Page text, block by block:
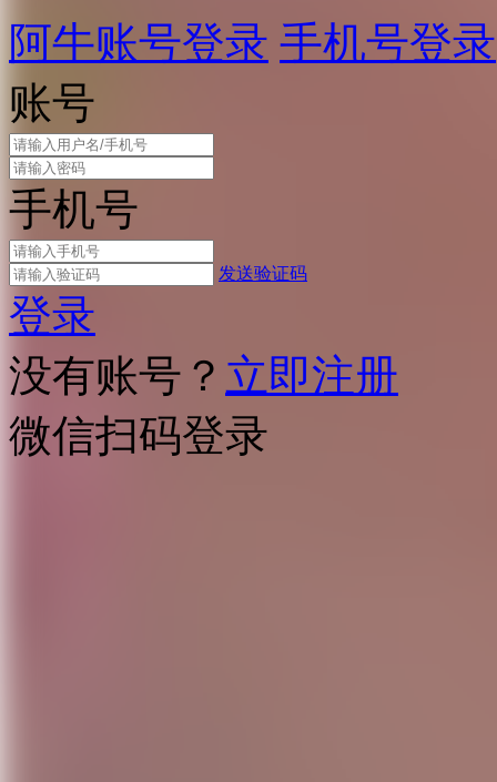
阿牛账号登录 手机号登录
账号
手机号
发送验证码
登录
没有账号？ 立即注册
微信扫码登录